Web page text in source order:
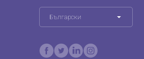
Български